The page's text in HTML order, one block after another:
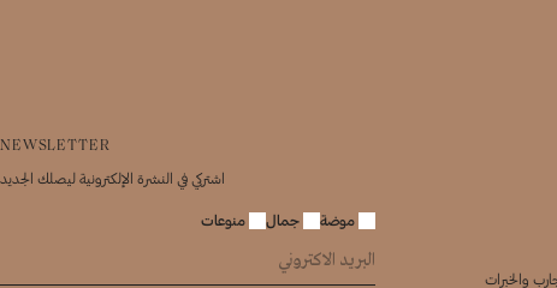
NEWSLETTER
اشتركي في النشرة الإلكترونية ليصلك الجديد
موضة جمال منوعات
والخبرات